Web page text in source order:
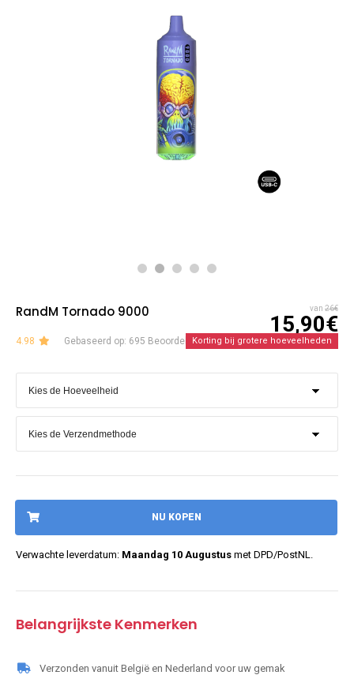
RandM Tornado 9000 van 26€
15,90€
4.98 Gebaseerd op: 695 BeoordelingenKorting bij grotere hoeveelheden
NU KOPEN
Verwachte leverdatum: Maandag 10 Augustus met DPD/PostNL.
Belangrijkste Kenmerken
Verzonden vanuit België en Nederland voor uw gemak